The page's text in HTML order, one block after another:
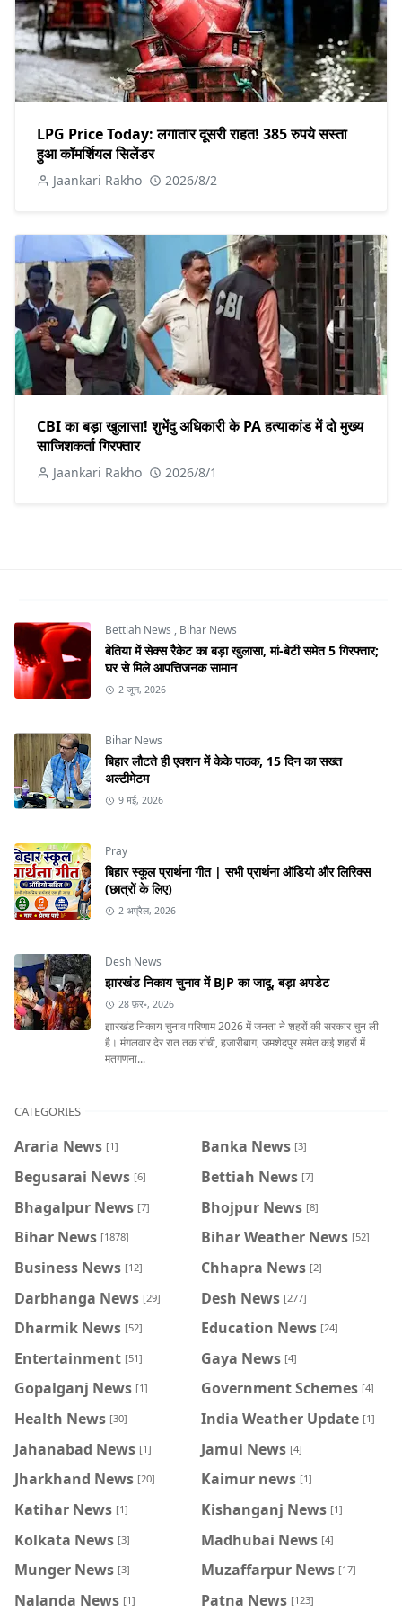
LPG Price Today: लगातार दूसरी राहत! 385 रुपये सस्ता
हुआ कॉमर्शियल सिलेंडर
Jaankari Rakho 2026/8/2
CBI का बड़ा खुलासा! शुभेंदु अधिकारी के PA हत्याकांड में दो मुख्य
साजिशकर्ता गिरफ्तार
Jaankari Rakho 2026/8/1
Bettiah News , Bihar News
बेतिया में सेक्स रैकेट का बड़ा खुलासा, मां-बेटी समेत 5 गिरफ्तार;
घर से मिले आपत्तिजनक सामान
2 जून, 2026
Bihar News
बिहार लौटते ही एक्शन में केके पाठक, 15 दिन का सख्त
अल्टीमेटम
9 मई, 2026
Pray
बिहार स्कूल प्रार्थना गीत | सभी प्रार्थना ऑडियो और लिरिक्स
(छात्रों के लिए)
2 अप्रैल, 2026
Desh News
झारखंड निकाय चुनाव में BJP का जादू, बड़ा अपडेट
28 फ़र॰, 2026
झारखंड निकाय चुनाव परिणाम 2026 में जनता ने शहरों की सरकार चुन ली
है। मंगलवार देर रात तक रांची, हजारीबाग, जमशेदपुर समेत कई शहरों में
मतगणना...
CATEGORIES
Araria News [1] Banka News [3]
Begusarai News [6] Bettiah News [7]
Bhagalpur News [7] Bhojpur News [8]
Bihar News [1878] Bihar Weather News [52]
Business News [12] Chhapra News [2]
Darbhanga News [29] Desh News [277]
Dharmik News [52] Education News [24]
Entertainment [51] Gaya News [4]
Gopalganj News [1] Government Schemes [4]
Health News [30] India Weather Update [1]
Jahanabad News [1] Jamui News [4]
Jharkhand News [20] Kaimur news [1]
Katihar News [1] Kishanganj News [1]
Kolkata News [3] Madhubai News [4]
Munger News [3] Muzaffarpur News [17]
Nalanda News [1] Patna News [123]